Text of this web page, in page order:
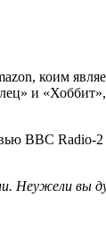
коим
и
BBC
Неужели